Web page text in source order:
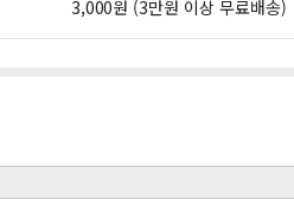
3,000원 (3만원 이상 무료배송)